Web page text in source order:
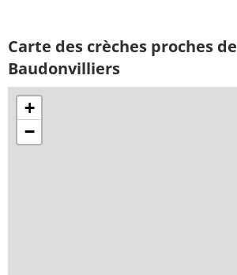
Carte des crèches proches de
Baudonvilliers
+
−